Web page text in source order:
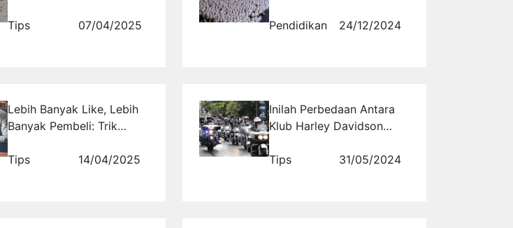
Tips
07/04/2025
Berkualitas Islami
Pendidikan
24/12/2024
Lebih Banyak Like, Lebih
Banyak Pembeli: Trik
Tips
14/04/2025
Inilah Perbedaan Antara
Klub Harley Davidson
HOG dan HCJ
Tips
31/05/2024